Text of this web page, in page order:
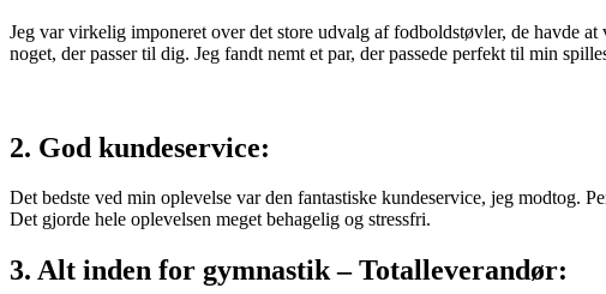
Jeg var virkelig imponeret over det store udvalg af fodboldstøvler, de havde
noget, der passer til dig. Jeg fandt nemt et par, der passede perfekt til min
2. God kundeservice:
Det bedste ved min oplevelse var den fantastiske kundeservice, jeg
Det gjorde hele oplevelsen meget behagelig og stressfri.
3. Alt inden for gymnastik – Totalleverandør: